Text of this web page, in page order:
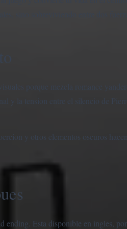
sino sobreviviendo entre dos
porque mezcla romance
y la tension entre el silencio de
y otros elementos oscuros
ending. Esta disponible en ingles,